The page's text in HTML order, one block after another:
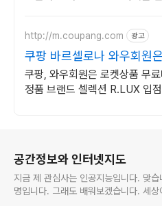
http://m.coupang.com 광고
쿠팡 바르셀로나 와우회원
료 배송
쿠팡, 와우회원은 로켓상품 무
정품 브랜드 셀렉션 R.LUX 입
공간정보와 인터넷지도
지금 제 관심사는 인공지능입니다. 맞
명입니다. 그래도 배워보겠습니다. 세